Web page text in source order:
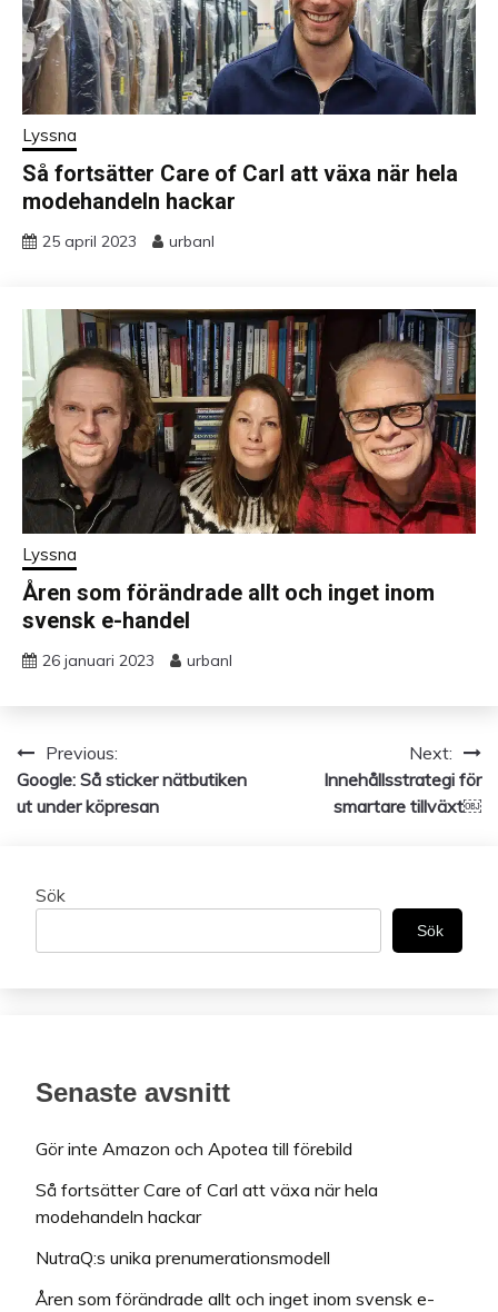
Lyssna
Så fortsätter Care of Carl att växa när hela
modehandeln hackar
25 april 2023 urbanl
Lyssna
Åren som förändrade allt och inget inom
svensk e-handel
26 januari 2023 urbanl
Inläggsnavigering
Previous:
Google: Så sticker nätbutiken
ut under köpresan
Next:
Innehållsstrategi för
smartare tillväxt￼
Sök
Sök
Senaste avsnitt
Gör inte Amazon och Apotea till förebild
Så fortsätter Care of Carl att växa när hela
modehandeln hackar
NutraQ:s unika prenumerationsmodell
Åren som förändrade allt och inget inom svensk e-